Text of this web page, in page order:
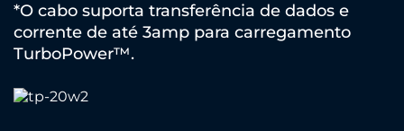
*O cabo suporta transferência de dados e
corrente de até 3amp para carregamento
TurboPower™.